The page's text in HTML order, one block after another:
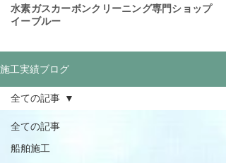
​水素ガスカーボンクリーニング専門ショップ
イーブルー
施工実績ブログ
全ての記事
船舶施工
全ての記事